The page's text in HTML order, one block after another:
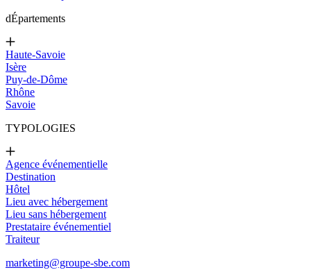
dÉpartements
Haute-Savoie
Isère
Puy-de-Dôme
Rhône
Savoie
TYPOLOGIES
Agence événementielle
Destination
Hôtel
Lieu avec hébergement
Lieu sans hébergement
Prestataire événementiel
Traiteur
marketing@groupe-sbe.com